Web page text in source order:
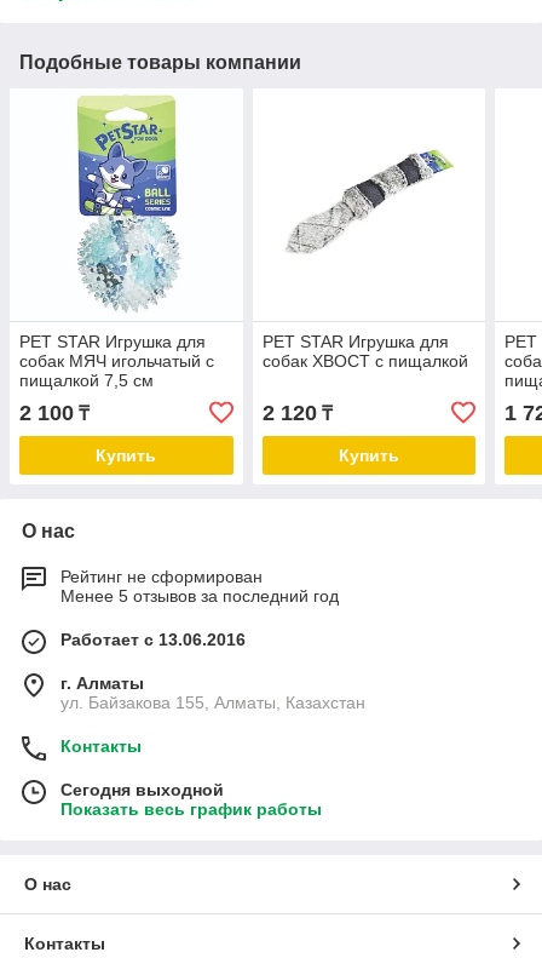
Подобные товары компании
PET STAR Игрушка для
собак МЯЧ игольчатый с
пищалкой 7,5 см
2 100 ₸
Купить
PET STAR Игрушка для
собак ХВОСТ с пищалкой
2 120₸
Купить
PET
1
О нас
Рейтинг не сформирован
Менее 5 отзывов за последний год
Работает с 13.06.2016
г. Алматы
ул. Байзакова 155, Алматы, Казахстан
Контакты
Сегодня выходной
Показать весь график работы
О нас
Контакты